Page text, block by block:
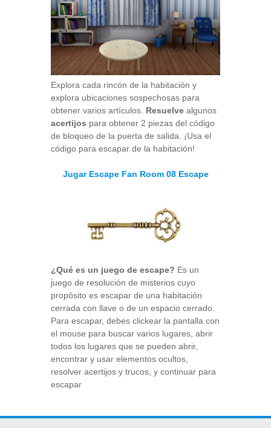
Explora cada rincón de la habitación y
explora ubicaciones sospechosas para
obtener varios artículos. Resuelve algunos
acertijos para obtener 2 piezas del código
de bloqueo de la puerta de salida. ¡Usa el
código para escapar de la habitación!
Jugar Escape Fan Room 08 Escape
¿Qué es un juego de escape? Es un
juego de resolución de misterios cuyo
propósito es escapar de una habitación
cerrada con llave o de un espacio cerrado.
Para escapar, debes clickear la pantalla con
el mouse para buscar varios lugares, abrir
todos los lugares que se pueden abrir,
encontrar y usar elementos ocultos,
resolver acertijos y trucos, y continuar para
escapar